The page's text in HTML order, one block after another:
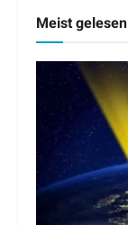
Meist gelesen